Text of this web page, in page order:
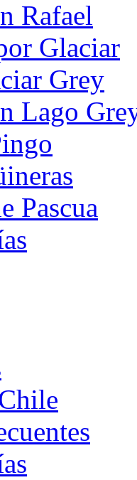
Rafael
Glaciar
Grey
Lago
Pascua